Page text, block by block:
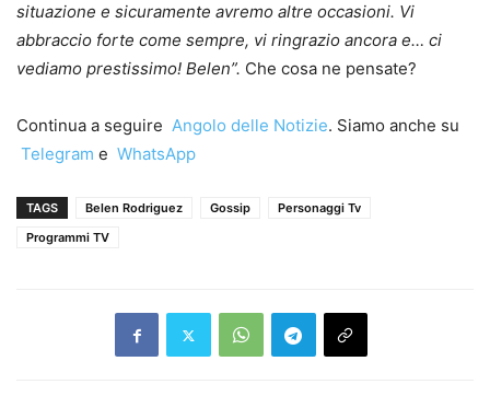
situazione e sicuramente avremo altre occasioni. Vi
abbraccio forte come sempre, vi ringrazio ancora e… ci
vediamo prestissimo! Belen”. Che cosa ne pensate?
Continua a seguire Angolo delle Notizie. Siamo anche su
Telegram e WhatsApp
TAGS Belen Rodriguez Gossip
Personaggi Tv
Programmi TV